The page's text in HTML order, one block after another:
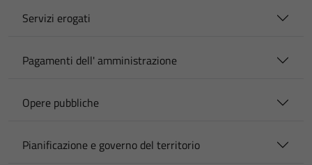
Servizi erogati
Pagamenti dell' amministrazione
Opere pubbliche
Pianificazione e governo del territorio